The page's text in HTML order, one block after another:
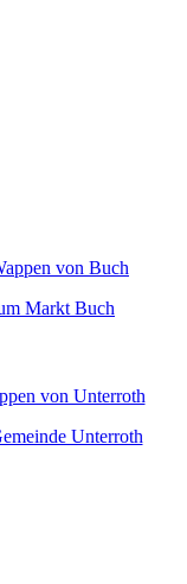
Markt Buch
Unterroth